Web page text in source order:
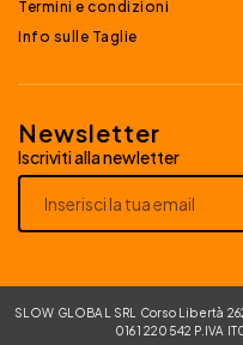
Termini e condizioni
Info sulle Taglie
Newsletter
Iscriviti alla newletter
SLOW GLOBAL SRL Corso Libertà
0161 220542 P.IVA